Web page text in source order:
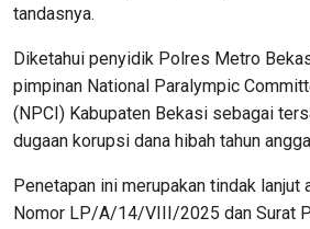
tandasnya.
Diketahui penyidik Polres Metro
pimpinan National Paralympic
(NPCI) Kabupaten Bekasi sebagai
dugaan korupsi dana hibah tahun
Penetapan ini merupakan tindak
Nomor LP/A/14/VIII/2025 dan Surat